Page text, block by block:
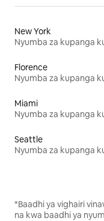
New York
Florence
Miami
Seattle
*Baadhi ya vighairi
na kwa baadhi ya